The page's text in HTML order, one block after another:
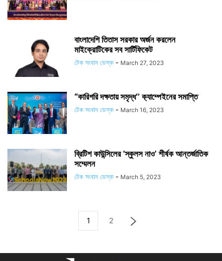
বাংলাদেশি তিতাস সরকার অর্জন করলেন
মাইক্রোটিকের সব সার্টিফিকেট
টেক সংবাদ ডেস্ক - March 27, 2023
“কারিগরি দক্ষতায় সমৃদ্ধ‘’ ক‌্যাম্পেইনের সমাপ্তি
টেক সংবাদ ডেস্ক - March 16, 2023
ব্রিটিশ কাউন্সিলের ‘স্কুলস নাও’ শীর্ষক আন্তর্জাতিক
সম্মেলন
টেক সংবাদ ডেস্ক - March 5, 2023
1 2